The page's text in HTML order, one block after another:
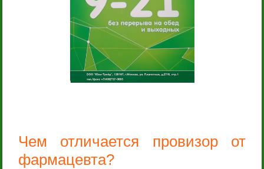
Чем отличается провизор от
фармацевта?